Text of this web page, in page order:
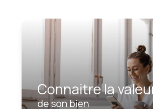
Connaitre la
de son bien